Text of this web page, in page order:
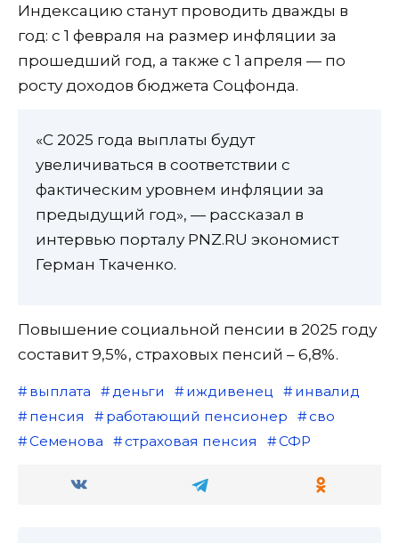
Индексацию станут проводить дважды в
год: с 1 февраля на размер инфляции за
прошедший год, а также с 1 апреля — по
росту доходов бюджета Соцфонда.
«С 2025 года выплаты будут
увеличиваться в соответствии с
фактическим уровнем инфляции за
предыдущий год», — рассказал в
интервью порталу PNZ.RU экономист
Герман Ткаченко.
Повышение социальной пенсии в 2025 году
составит 9,5%, страховых пенсий – 6,8%.
выплата деньги иждивенец
инвалид
пенсия
работающий пенсионер
сво
Семенова
страховая пенсия СФР